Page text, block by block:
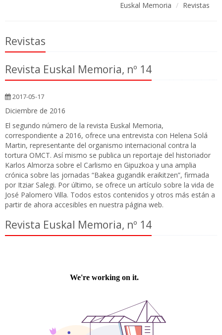
Euskal Memoria Revistas
Revistas
Revista Euskal Memoria, nº 14
2017-05-17
Diciembre de 2016
El segundo número de la revista Euskal Memoria,
correspondiente a 2016, ofrece una entrevista con Helena Solá
Martin, representante del organismo internacional contra la
tortura OMCT. Así mismo se publica un reportaje del historiador
Karlos Almorza sobre el Carlismo en Gipuzkoa y una amplia
crónica sobre las jornadas “Bakea gugandik eraikitzen”, firmada
por Itziar Salegi. Por último, se ofrece un artículo sobre la vida de
José Palomero Villa. Todos estos contenidos y otros más están a
partir de ahora accesibles en nuestra página web.
Revista Euskal Memoria, nº 14